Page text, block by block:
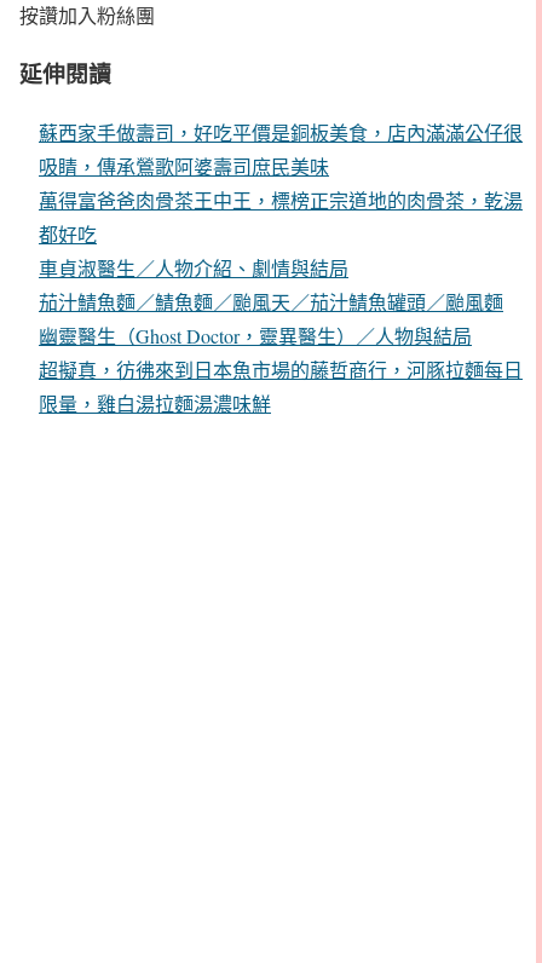
按讚加入粉絲團
延伸閱讀
蘇西家手做壽司，好吃平價是銅板美食，店內滿滿公仔很
吸睛，傳承鶯歌阿婆壽司庶民美味
萬得富爸爸肉骨茶王中王，標榜正宗道地的肉骨茶，乾湯
都好吃
車貞淑醫生／人物介紹、劇情與結局
茄汁鯖魚麵／鯖魚麵／颱風天／茄汁鯖魚罐頭／颱風麵
幽靈醫生（Ghost Doctor，靈異醫生）／人物與結局
超擬真，彷彿來到日本魚市場的藤哲商行，河豚拉麵每日
限量，雞白湯拉麵湯濃味鮮